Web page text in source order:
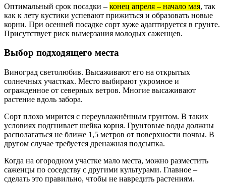
Оптимальный срок посадки – конец апреля – начало мая, так
как к лету кустики успевают прижиться и образовать новые
корни. При осенней посадке сорт хуже адаптируется в грунте.
Присутствует риск вымерзания молодых саженцев.
Выбор подходящего места
Виноград светолюбив. Высаживают его на открытых
солнечных участках. Место выбирают укромное и
огражденное от северных ветров. Многие высаживают
растение вдоль забора.
Сорт плохо мирится с переувлажнённым грунтом. В таких
условиях подгнивает шейка корня. Грунтовые воды должны
располагаться не ближе 1,5 метров от поверхности почвы. В
другом случае требуется дренажная подсыпка.
Когда на огородном участке мало места, можно разместить
саженцы по соседству с другими культурами. Главное –
сделать это правильно, чтобы не навредить растениям.